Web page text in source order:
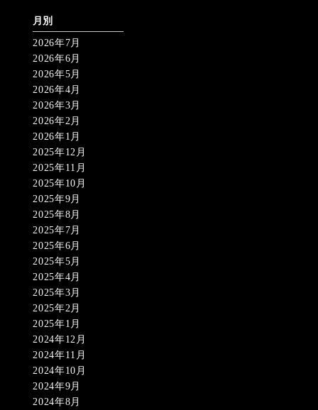
月別
2026年7月
2026年6月
2026年5月
2026年4月
2026年3月
2026年2月
2026年1月
2025年12月
2025年11月
2025年10月
2025年9月
2025年8月
2025年7月
2025年6月
2025年5月
2025年4月
2025年3月
2025年2月
2025年1月
2024年12月
2024年11月
2024年10月
2024年9月
2024年8月